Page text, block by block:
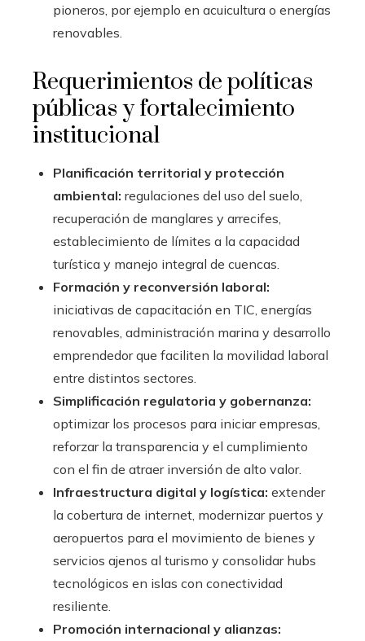
pioneros, por ejemplo en acuicultura o energías
renovables.
Requerimientos de políticas
públicas y fortalecimiento
institucional
Planificación territorial y protección
ambiental: regulaciones del uso del suelo,
recuperación de manglares y arrecifes,
establecimiento de límites a la capacidad
turística y manejo integral de cuencas.
Formación y reconversión laboral:
iniciativas de capacitación en TIC, energías
renovables, administración marina y desarrollo
emprendedor que faciliten la movilidad laboral
entre distintos sectores.
Simplificación regulatoria y gobernanza:
optimizar los procesos para iniciar empresas,
reforzar la transparencia y el cumplimiento
con el fin de atraer inversión de alto valor.
Infraestructura digital y logística: extender
la cobertura de internet, modernizar puertos y
aeropuertos para el movimiento de bienes y
servicios ajenos al turismo y consolidar hubs
tecnológicos en islas con conectividad
resiliente.
Promoción internacional y alianzas: